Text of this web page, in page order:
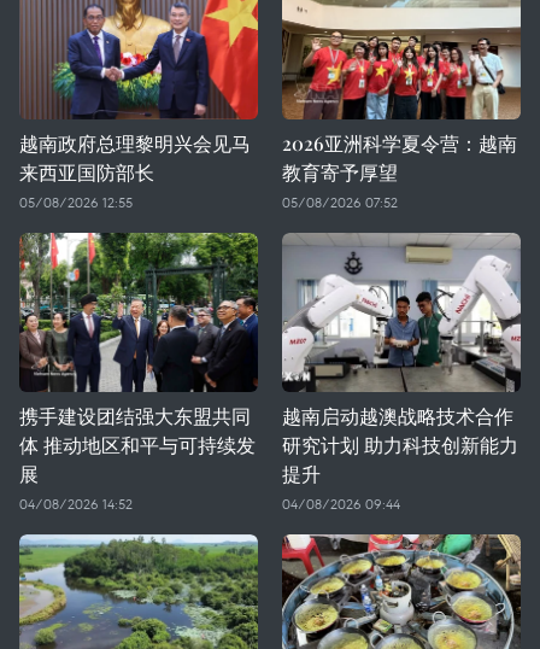
越南政府总理黎明兴会见马
来西亚国防部长
05/08/2026 12:55
2026亚洲科学夏令营：越南
教育寄予厚望
05/08/2026 07:52
携手建设团结强大东盟共同
体 推动地区和平与可持续发
展
04/08/2026 14:52
越南启动越澳战略技术合作
研究计划 助力科技创新能力
提升
04/08/2026 09:44